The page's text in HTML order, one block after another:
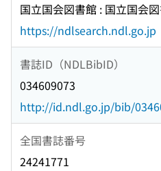
国立国会図書館 : 国立国会
https://ndlsearch.ndl.go.jp
書誌ID（NDLBibID）
034609073
http://id.ndl.go.jp/bib/
全国書誌番号
24241771